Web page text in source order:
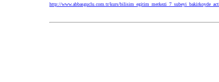
http://www.abbasguclu.com.tr/kurs/